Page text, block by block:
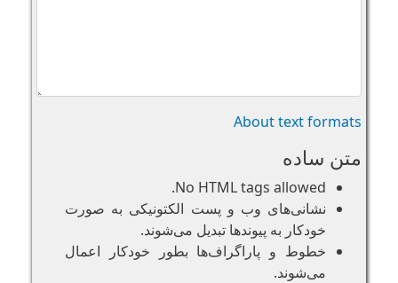
About text formats
متن ساده
No HTML tags allowed.
نشانی‌های وب و پست الکتونیکی به صورت
خودکار به پیوند‌ها تبدیل می‌شوند.
خطوط و پاراگراف‌ها بطور خودکار اعمال
می‌شوند.